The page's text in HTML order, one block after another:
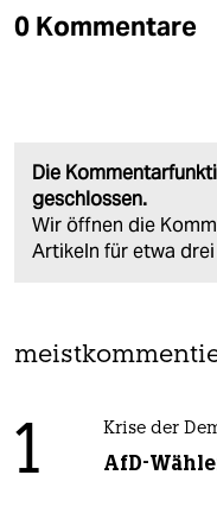
0 Kommentare
Die
geschlossen.
Wir öffnen die
Artikeln für etwa drei
1 Krise der
AfD-